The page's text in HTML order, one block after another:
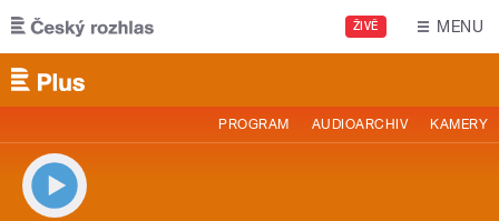
Přejít k hlavnímu obsahu
ŽIVĚ MENU
PROGRAM AUDIOARCHIV KAMERY